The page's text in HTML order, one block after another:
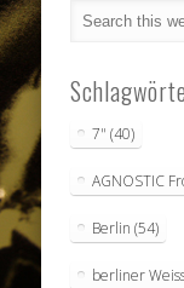
7" (40)
AGNOSTIC
Berlin (54)
berliner